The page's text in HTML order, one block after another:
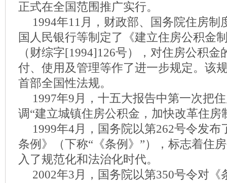
正式在全国范围推广实行。
1994年11月，财政部、国务院住房制
国人民银行等制定了《建立住房公积金
（财综字[1994]126号），对住房公积
付、使用及管理等作了进一步规定。该
首部全国性法规。
1997年9月，十五大报告中第一次把
调“建立城镇住房公积金，加快改革住房
1999年4月，国务院以第262号令发
条例》（下称“《条例》”），标志着住
入了规范化和法治化时代。
2002年3月，国务院以第350号令对《